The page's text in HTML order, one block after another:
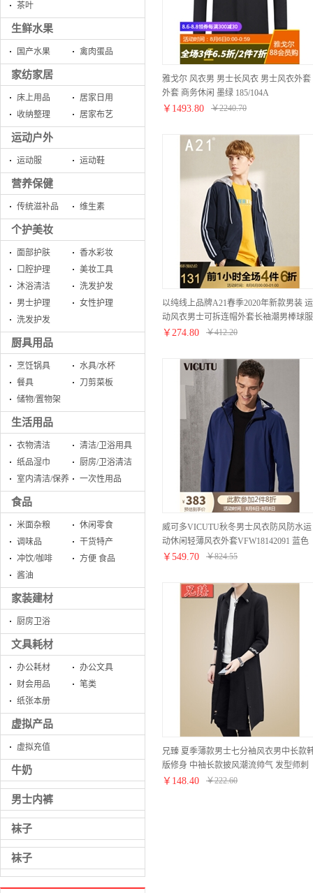
茶叶
生鲜水果
国产水果 禽肉蛋品
家纺家居
床上用品
居家日用
收纳整理
居家布艺
运动户外
运动服 运动鞋
营养保健
传统滋补品 维生素
个护美妆
面部护肤
香水彩妆
口腔护理
美妆工具
沐浴清洁
洗发护发
男士护理
女性护理
洗发护发
厨具用品
烹饪锅具
水具/水杯
餐具
刀剪菜板
储物/置物架
生活用品
衣物清洁
清洁/卫浴用具
纸品湿巾
厨房/卫浴清洁
室内清洁/保养
一次性用品
食品
米面杂粮
休闲零食
调味品
干货特产
冲饮/咖啡
方便 食品
酱油
家装建材
厨房卫浴
文具耗材
办公耗材
办公文具
财会用品
笔类
纸张本册
虚拟产品
虚拟充值
牛奶
男士内裤
袜子
袜子
雅戈尔 风衣男 男士长风衣 男士风衣外套
外套 商务休闲 墨绿 185/104A
￥ 1493.80 ￥2240.70
以纯线上品牌A21春季2020年新款男装 运
动风衣男士可拆连帽外套长袖潮男棒球服
R401114019 深蓝 170/84A/M
￥ 274.80 ￥412.20
威可多VICUTU秋冬男士风衣防风防水运
动休闲轻薄风衣外套VFW18142091 蓝色
170/92B
￥ 549.70 ￥824.55
兄臻 夏季薄款男士七分袖风衣男中长款
版修身 中袖长款披风潮流帅气 发型师刺
绣长衫过膝斗蓬外套男装 DL.902黑 L
￥ 148.40 ￥222.60